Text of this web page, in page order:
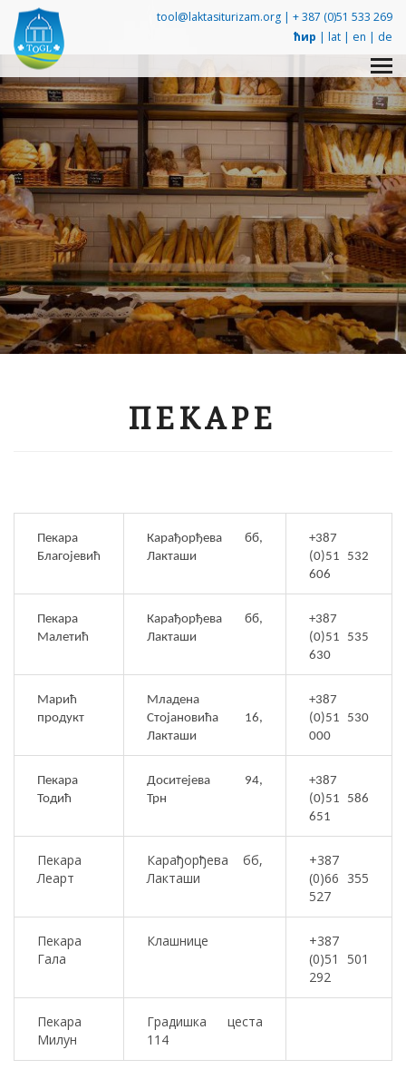
tool@laktasiturizam.org | + 387 (0)51 533 269
ћир | lat | en | de
ПЕКАРЕ
Пекара
Благојевић
Карађорђева бб,
Лакташи
+387
(0)51 532
606
Пекара
Малетић
Карађорђева бб,
Лакташи
+387
(0)51 535
630
Марић
продукт
Младена
Стојановића 16,
Лакташи
+387
(0)51 530
000
Пекара
Тодић
Доситејева 94,
Трн
+387
(0)51 586
651
Пекара
Леарт
Карађорђева бб,
Лакташи
+387
(0)66 355
527
Пекара
Гала
Клашнице
+387
(0)51 501
292
Пекара
Милун
Градишка цеста
114